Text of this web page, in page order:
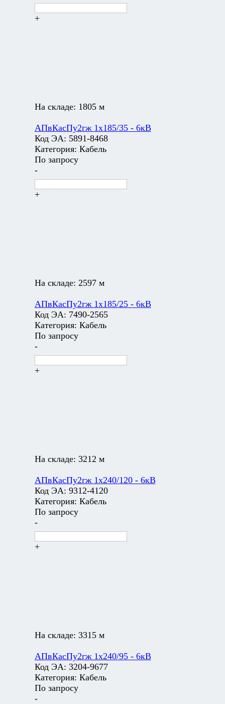
+
На складе: 1805 м
АПвКасПу2гж 1х185/35 - 6кВ
Код ЭА: 5891-8468
Категория: Кабель
По запросу
-
+
На складе: 2597 м
АПвКасПу2гж 1х185/25 - 6кВ
Код ЭА: 7490-2565
Категория: Кабель
По запросу
-
+
На складе: 3212 м
АПвКасПу2гж 1х240/120 - 6кВ
Код ЭА: 9312-4120
Категория: Кабель
По запросу
-
+
На складе: 3315 м
АПвКасПу2гж 1х240/95 - 6кВ
Код ЭА: 3204-9677
Категория: Кабель
По запросу
-